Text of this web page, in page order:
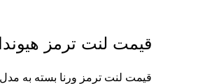
قیمت لنت ترمز
قیمت لنت ترمز ورنا بسته به